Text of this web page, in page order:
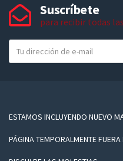
Suscríbete
para recibir todas
u
a
l
ESTAMOS INCLUYENDO NUEVO
PÁGINA TEMPORALMENTE FUERA